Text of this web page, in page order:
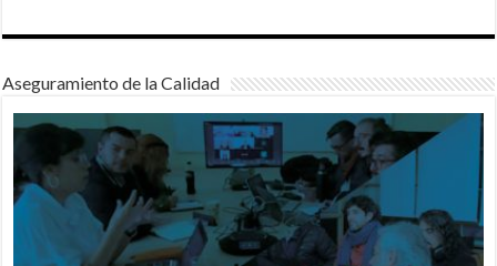
Aseguramiento de la Calidad